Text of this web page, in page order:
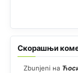
Скорашњи
Zbunjeni на